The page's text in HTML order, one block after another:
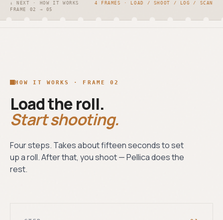
↓ NEXT · HOW IT WORKS
4 FRAMES · LOAD / SHOOT / LOG / SCAN
FRAME 02 → 05
HOW IT WORKS · FRAME 02
Load the roll.
Start shooting.
Four steps. Takes about fifteen seconds to set
up a roll. After that, you shoot — Pellica does the
rest.